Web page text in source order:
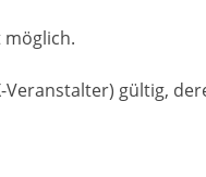
gültig,